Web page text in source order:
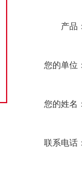
产品
您的单位
您的姓名
联系电话